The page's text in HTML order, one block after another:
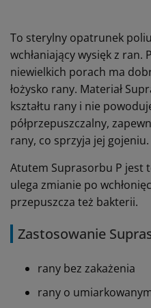
To sterylny opatrunek
wchłaniający wysięk z
niewielkich porach ma
łożysko rany. Materiał
kształtu rany i nie
półprzepuszczalny,
rany, co sprzyja jej gojeniu.
Atutem Suprasorbu P jest
ulega zmianie po
przepuszcza też bakterii.
Zastosowanie
rany bez zakażenia
rany o